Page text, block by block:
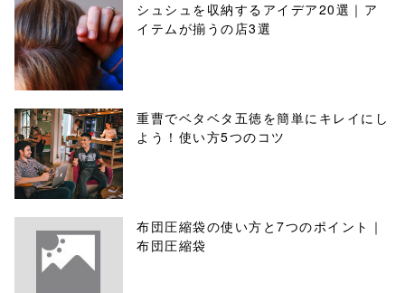
シュシュを収納するアイデア20選｜ア
イテムが揃うの店3選
重曹でベタベタ五徳を簡単にキレイにし
よう！使い方5つのコツ
布団圧縮袋の使い方と7つのポイント｜
布団圧縮袋